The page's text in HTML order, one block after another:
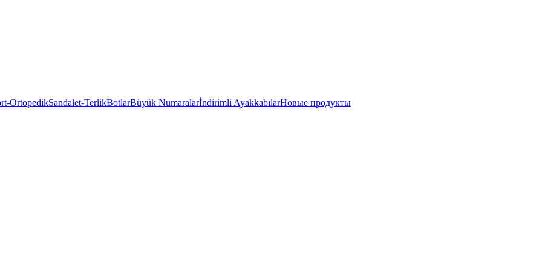
OrtopedikSandalet-TerlikBotlarBüyük Numaralarİndirimli AyakkabılarНовые продукты